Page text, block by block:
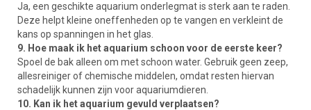
Ja, een geschikte aquarium onderlegmat is sterk aan te raden.
Deze helpt kleine oneffenheden op te vangen en verkleint de
kans op spanningen in het glas.
9. Hoe maak ik het aquarium schoon voor de eerste keer?
Spoel de bak alleen om met schoon water. Gebruik geen zeep,
allesreiniger of chemische middelen, omdat resten hiervan
schadelijk kunnen zijn voor aquariumdieren.
10. Kan ik het aquarium gevuld verplaatsen?